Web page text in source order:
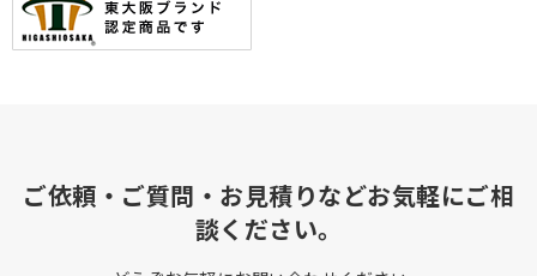
ご依頼・ご質問・お見積りなどお気軽にご相
談ください。